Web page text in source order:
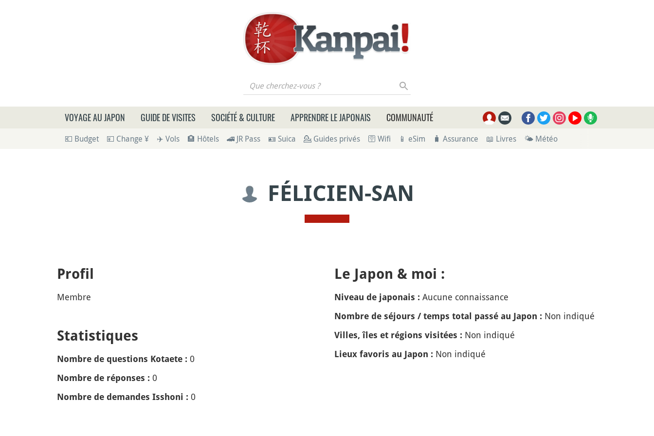
Que cherchez-vous ?
VOYAGE AU JAPON GUIDE DE VISITES SOCIÉTÉ & CULTURE APPRENDRE LE JAPONAIS COMMUNAUTÉ
💶 Budget 💴 Change ¥ ✈️ Vols 🏨 Hôtels 🚄 JR Pass 🪪 Suica 💁 Guides privés 🛜 Wifi 📱 eSim 🧳 Assurance 📖 Livres 🌤 Météo
FÉLICIEN-SAN
Profil
Membre
Statistiques
Nombre de questions Kotaete : 0
Nombre de réponses : 0
Nombre de demandes Isshoni : 0
Le Japon & moi :
Niveau de japonais : Aucune connaissance
Nombre de séjours / temps total passé au Japon : Non indiqué
Villes, îles et régions visitées : Non indiqué
Lieux favoris au Japon : Non indiqué